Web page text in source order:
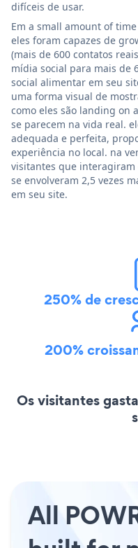
difíceis de usar.
Em a small amount of
eles foram capazes de
(mais de 600 contatos
mídia social para mais de
social alimentar em seu
uma forma visual de
como eles são landing on
se parecem na vida real.
adequada e perfeita,
experiência no local. na
visitantes que interagiram
se envolveram 2,5 vezes
em seu site.
250% de
200%
Os visitantes
All